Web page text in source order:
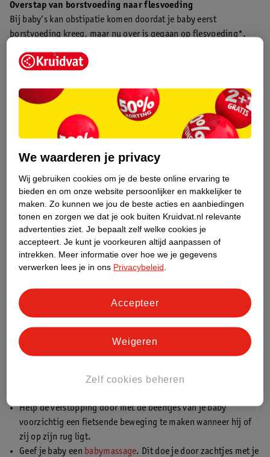
Overstap van borstvoeding naar flesvoeding
Bij baby’s kan obstipatie komen doordat je baby eerst
borstvoeding kreeg, maar nu over is gegaan op flesvoeding*.
Ook kan obstipatie komen doordat je te veel poeder of te weinig
water in de flesvoeding* van je baby hebt gedaan. Daarnaast kan
een verkeerde verhouding van water en melkpoeder bij
flesvoeding* voor obstipatie bij je baby zorgen. Dit gebeurt
opzichte van het melkpoeder.
Obstipatie bij baby na 7 maanden
Vanaf 6 maanden is het de bedoeling dat je baby vaste voeding
krijgt, naast de borstvoeding of eventueel flesvoeding. Je
begint dan met oefenhapjes en dan vervang je stapje voor stapje
de borst- of flesvoeding* steeds meer voor een echte maaltijd.
Tijdens deze overgang heeft je baby meer kans op obstipatie.
rustiger worden. Bij vaste voeding is het belangrijk dat je baby
genoeg vezels, vet en vocht binnenkrijgt.
Tips om obstipatie bij baby te verhelpen
Obstipatie gaat meestal vanzelf over, maar ga bij twijfel naar de
Help de verstopping door met de beentjes van je baby
voorzichtig een fietsende beweging te maken wanneer hij of
zij op zijn rug ligt.
Geef je baby een babymassage. Dit doe je door zachtjes met je
We waarderen je privacy
Wij gebruiken cookies om je de beste online ervaring te
bieden en om onze website persoonlijker en makkelijker te
maken. Zo kunnen we jou de beste acties en aanbiedingen
tonen en zorgen we dat je ook buiten Kruidvat.nl relevante
advertenties ziet. Je bepaalt zelf welke cookies je
accepteert. Je kunt je voorkeuren altijd aanpassen of
intrekken.
Meer informatie over hoe we je gegevens
verwerken lees je in ons Privacybeleid
Zelf cookies beheren
Weigeren
Accepteer